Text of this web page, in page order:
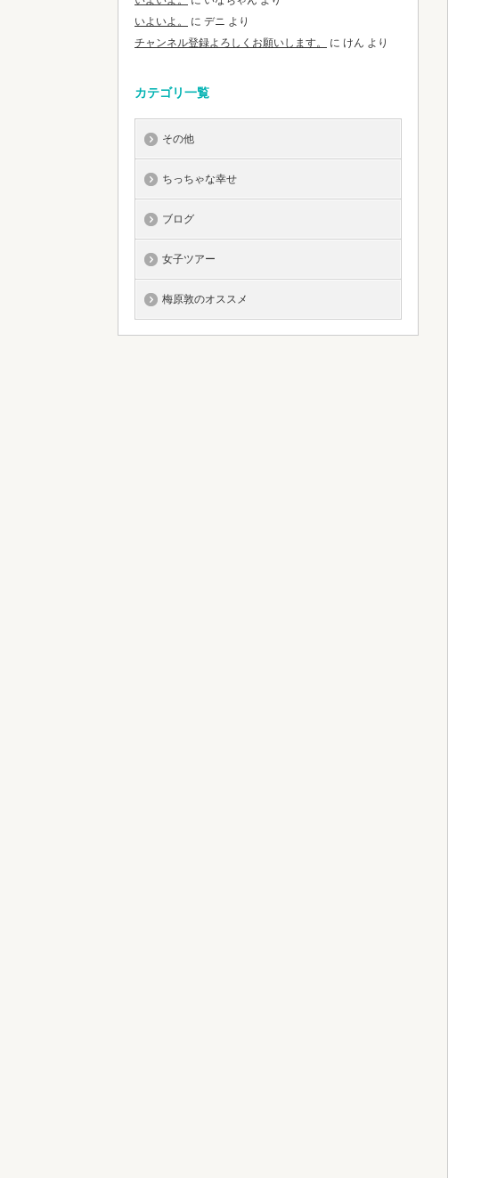
いよいよ。
に デニ より
チャンネル登録よろしくお願いします。
に けん より
カテゴリ一覧
その他
ちっちゃな幸せ
ブログ
女子ツアー
梅原敦のオススメ